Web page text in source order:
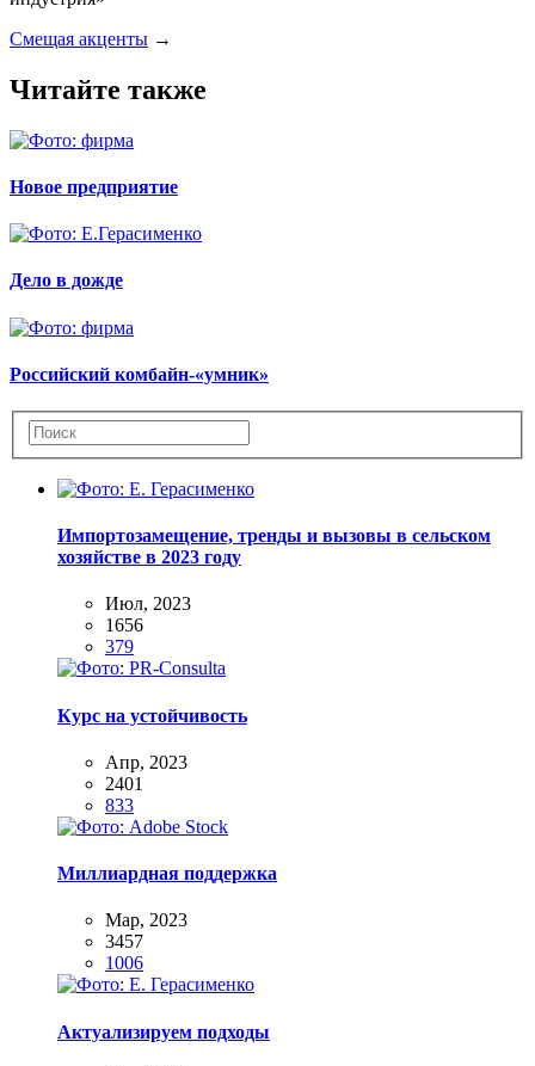
Смещая акценты →
Читайте также
Новое предприятие
Дело в дожде
Российский комбайн-«умник»
Импортозамещение, тренды и вызовы в сельском
хозяйстве в 2023 году
Июл, 2023
1656
379
Курс на устойчивость
Апр, 2023
2401
833
Миллиардная поддержка
Мар, 2023
3457
1006
Актуализируем подходы